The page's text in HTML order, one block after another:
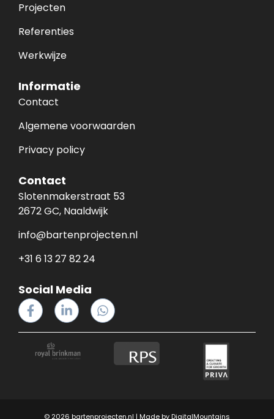
Projecten
Referenties
Werkwijze
Informatie
Contact
Algemene voorwaarden
Privacy policy
Contact
Slotenmakerstraat 53
2672 GC, Naaldwijk
info@bartenprojecten.nl
+31 6 13 27 82 24
Social Media
© 2026 bartenprojecten.nl | Made by DigitalMountains